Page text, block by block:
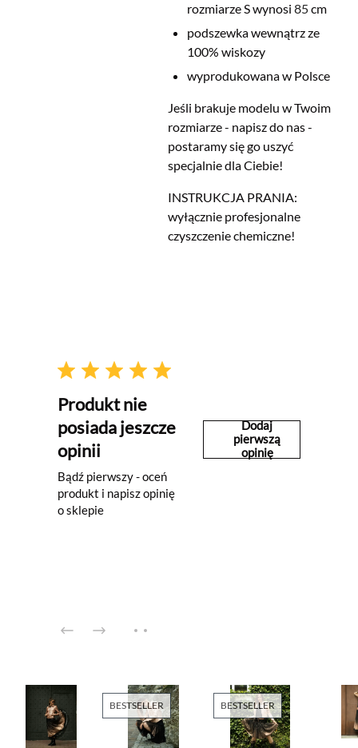
rozmiarze S wynosi 85cm
podszewka wewnątrz ze
100% wiskozy
wyprodukowana w Polsce
Jeśli brakuje modelu w Twoim
rozmiarze - napisz do nas -
postaramy się go uszyć
specjalnie dla Ciebie!
INSTRUKCJA PRANIA:
wyłącznie profesjonalne
czyszczenie chemiczne!
Produkt nie
posiada jeszcze
opinii
Bądź pierwszy - oceń
produkt i napisz opinię
o sklepie
Dodaj
pierwszą
opinię
BESTSELLER BESTSELLER